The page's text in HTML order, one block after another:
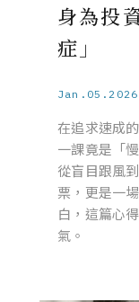
身為投
症」
Jan.05.2026
在追求速成
一課竟是「
從盲目跟風
票，更是一
白，這篇心
氣。